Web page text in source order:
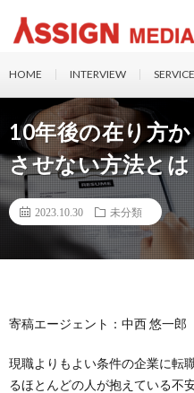
HOME INTERVIEW SERVICE
10年後の在り方
させない方法とは
2023.10.30 未分類
寄稿エージェント：中西 悠一郎
現職よりもよい条件の企業に転
るほとんどの人が抱えている不